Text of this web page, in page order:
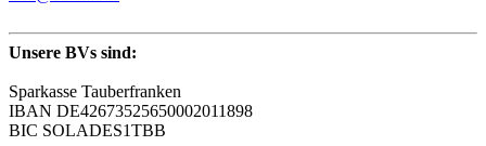
Unsere BVs sind:
Sparkasse Tauberfranken
IBAN DE42673525650002011898
BIC SOLADES1TBB